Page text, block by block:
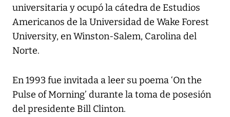
universitaria y ocupó la cátedra de Estudios
Americanos de la Universidad de Wake Forest
University, en Winston-Salem, Carolina del
Norte.
En 1993 fue invitada a leer su poema ‘On the
Pulse of Morning’ durante la toma de posesión
del presidente Bill Clinton.